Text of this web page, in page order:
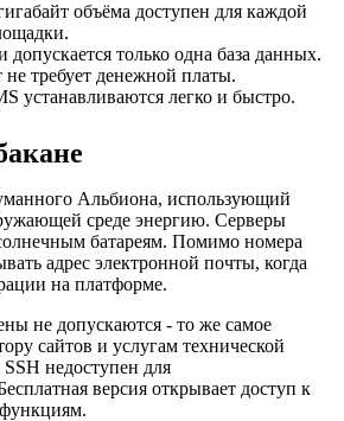
объёма доступен для каждой
только одна база данных.
не требует денежной платы.
устанавливаются легко и быстро.
Альбиона, использующий
среде энергию. Серверы
батареям. Помимо номера
адрес электронной почты, когда
на платформе.
не допускаются - то же самое
сайтов и услугам технической
недоступен для
версия открывает доступ к